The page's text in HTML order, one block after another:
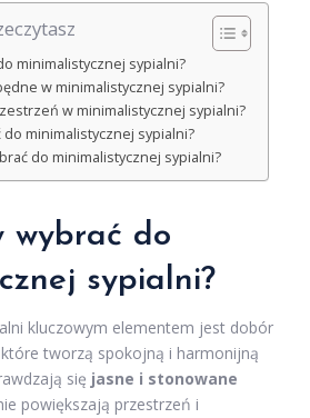
minimalistycznej sypialni?
w minimalistycznej sypialni?
w minimalistycznej sypialni?
do minimalistycznej sypialni?
do minimalistycznej sypialni?
wybrać do
sypialni?
kluczowym elementem jest dobór
tworzą spokojną i harmonijną
się jasne i stonowane
powiększają przestrzeń i